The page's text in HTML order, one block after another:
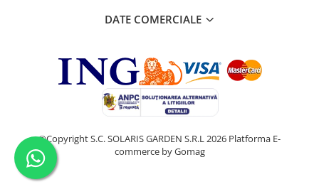
DATE COMERCIALE
©Copyright S.C. SOLARIS GARDEN S.R.L 2026 Platforma E-
commerce by Gomag